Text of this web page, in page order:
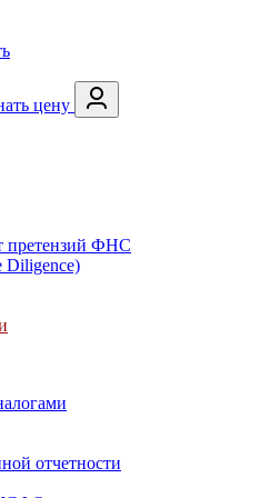
цену
претензий ФНС
Diligence)
отчетности